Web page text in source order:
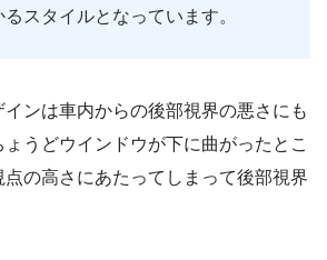
スタイルとなっています。
ンは車内からの後部視界の悪さにも
うどウインドウが下に曲がったとこ
の高さにあたってしまって後部視界